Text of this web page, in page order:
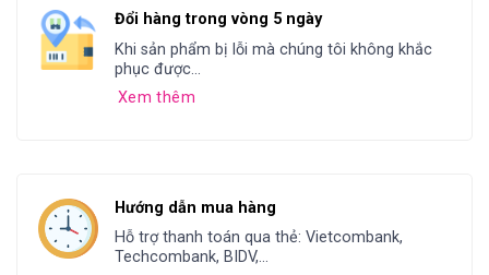
Đổi hàng trong vòng 5 ngày
Khi sản phẩm bị lỗi mà chúng tôi không khắc
phục được...
Xem thêm
Hướng dẫn mua hàng
Hỗ trợ thanh toán qua thẻ: Vietcombank,
Techcombank, BIDV,...